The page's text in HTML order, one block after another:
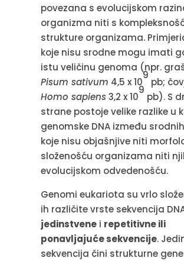
povezana s evolucijskom
organizma niti s
strukture organizama.
koje nisu srodne mogu imati
istu veličinu genoma (npr.
Pisum sativum 4,5 x 10
9
pb;
Homo sapiens3,2 x 10
9
pb). S
strane postoje velike razlike u
genomske DNA između
koje nisu objašnjive niti
složenošću organizama niti
evolucijskom odvedenošću.
Genomi eukariota su vrlo
ih različite vrste sekvencija
jedinstvenei repetitivne ili
ponavljajuće sekvencije.
sekvencija čini strukturne